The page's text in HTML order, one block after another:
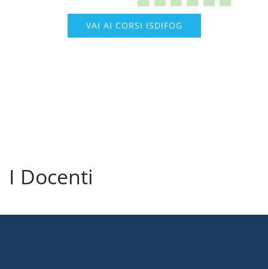
VAI AI CORSI ISDIFOG
I Docenti